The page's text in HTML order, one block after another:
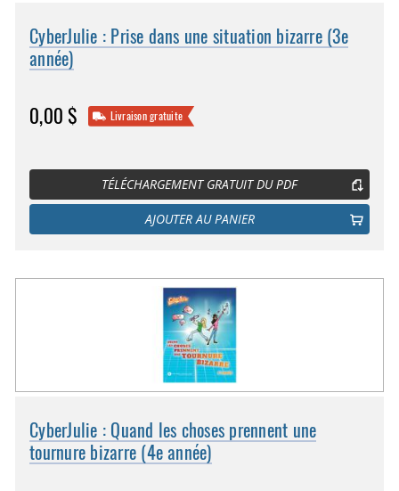
CyberJulie : Prise dans une situation bizarre (3e
année)
0,00 $ Livraison gratuite
TÉLÉCHARGEMENT GRATUIT DU PDF
AJOUTER AU PANIER
CyberJulie : Quand les choses prennent une
tournure bizarre (4e année)